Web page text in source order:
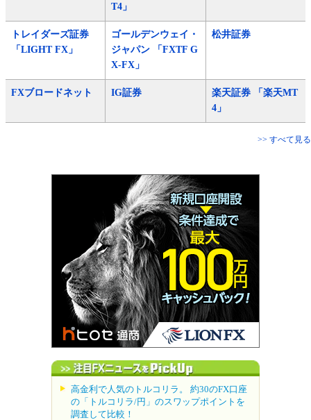
T4」
トレイダーズ証券
「LIGHT FX」
ゴールデンウェイ・
ジャパン 「FXTF G
X-FX」
松井証券
FXブロードネット IG証券
楽天証券 「楽天MT
4」
>> すべて見る
高金利で人気のトルコリラ。 約30のFX口座
の「トルコリラ/円」のスワップポイントを
調査して比較！